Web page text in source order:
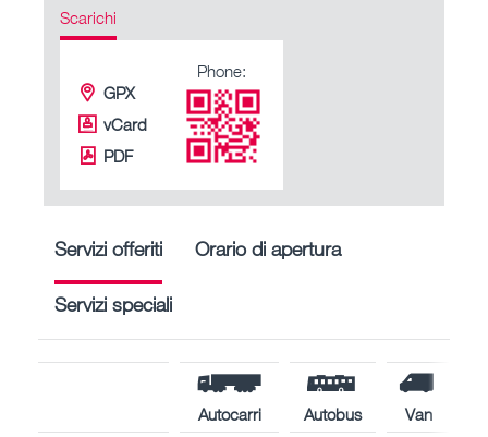
Scarichi
GPX
vCard
PDF
Phone:
Servizi offeriti Orario di apertura
Servizi speciali
Autocarri Autobus
Van